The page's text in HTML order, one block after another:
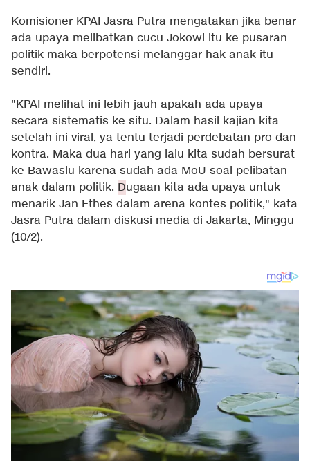
Komisioner KPAI Jasra Putra mengatakan jika benar
ada upaya melibatkan cucu Jokowi itu ke pusaran
politik maka berpotensi melanggar hak anak itu
sendiri.
"KPAI melihat ini lebih jauh apakah ada upaya
secara sistematis ke situ. Dalam hasil kajian kita
setelah ini viral, ya tentu terjadi perdebatan pro dan
kontra. Maka dua hari yang lalu kita sudah bersurat
ke Bawaslu karena sudah ada MoU soal pelibatan
anak dalam politik. Dugaan kita ada upaya untuk
menarik Jan Ethes dalam arena kontes politik," kata
Jasra Putra dalam diskusi media di Jakarta, Minggu
(10/2).